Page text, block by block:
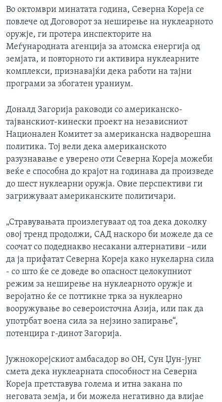
УМЕТНОСТ И ЗАБАВА
ИНТЕРВЈУА
Јазици
Во октомври минатата година, Северна Кореја се
повлече од Договорот за неширење на нуклеарното
оружје, ги протера инспекторите на
Меѓународната агенција за атомска енергија од
земјата, и повторното ги активира нуклеарните
комплекси, признавајќи дека работи на тајни
програми за збогатен ураниум.
Доналд Загорија раководи со американско-
тајванскиот-кинески проект на независниот
Национален Комитет за американска надворешна
политика. Тој вели дека американското
разузнавање е уверено оти Северна Кореја можеби
веќе е способна до крајот на годинава да произведе
до шест нуклеарни оружја. Овие перспективи ги
загрижуваат американските политичари.
„Стравувањата произлегуваат од тоа дека доколку
овој тренд продолжи, САД наскоро би можеле да се
соочат со подеднакво несакани алтернативи –или
да ја прифатат Северна Кореја како нукеларна сила
- со што ќе се доведе во опасност целокупниот
режим за неширење на нуклеарното оружје и
веројатно ќе се поттикне трка за нуклеарно
вооружување во североисточна Азија, или пак да
употрбат воена сила за нејзино запирање“,
потенцира г-динот Загорија.
Јужнокорејскиот амбасадор во ОН, Сун Џун-јунг
смета дека нуклеарната способност на Северна
Кореја претставува голема и итна закана по
неговата земја, и би можела негативно да влијае